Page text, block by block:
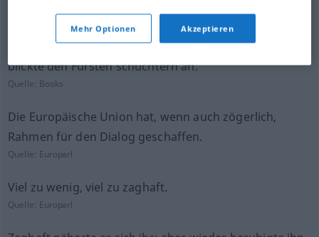
Books
Petrow stand, sich auf seinen Stock stützend, auf und
blickte den Fürsten schüchtern an.
Quelle: Books
Die Europäische Union hat, wenn auch zögerlich,
Rahmen für den Dialog geschaffen.
Quelle: Europarl
Viel zu wenig, viel zu zaghaft.
Quelle: Europarl
Mehr Optionen Akzeptieren